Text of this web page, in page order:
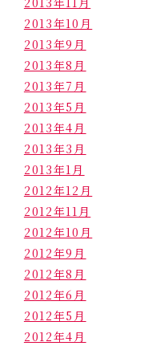
2013年10月
2013年9月
2013年8月
2013年7月
2013年5月
2013年4月
2013年3月
2013年1月
2012年12月
2012年11月
2012年10月
2012年9月
2012年8月
2012年6月
2012年5月
2012年4月